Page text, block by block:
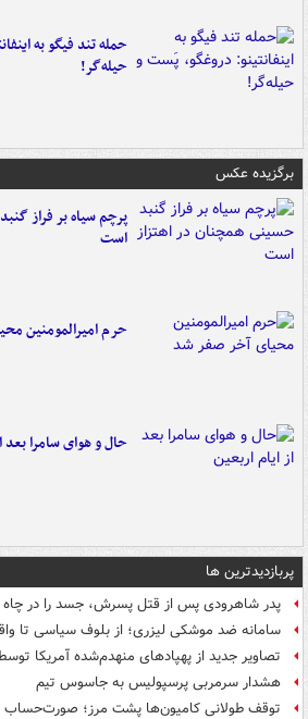
حمله تند فیگو به
حیله‌گر!
برگزیده عکس
پرچم سیاه بر فراز
است
حرم امیرالمومنین
حال و هوای سامرا بعد
پربازدیدترین ها
پدر شاهرودی پس از قتل پسرش، جسد را در
سامانه ضد موشکی لیزری؛ از بلوف سیاسی تا
تصاویر جدید از پهپادهای منهدم‌شده آمریکا
هشدار سرمربی پرسپولیس به جاسوس تیم
توقف طولانی کامیون‌ها پشت مرز؛ صورت‌حساب